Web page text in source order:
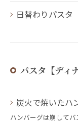
日替わりパスタ
パスタ【ディ
炭火で焼いたハ
ハンバーグは崩してバ